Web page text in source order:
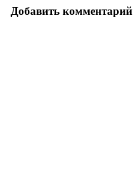
Добавить комментарий